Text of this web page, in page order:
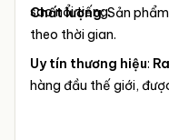
sao nổi tiếng.
Chất lượng: Sản
theo thời gian.
Uy tín thương hiệu:
hàng đầu thế giới,